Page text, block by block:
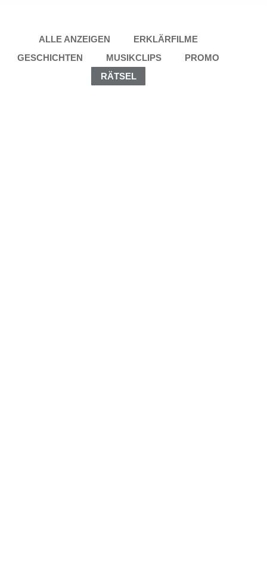
ALLE ANZEIGEN
ERKLÄRFILME
GESCHICHTEN
MUSIKCLIPS
PROMO
RÄTSEL